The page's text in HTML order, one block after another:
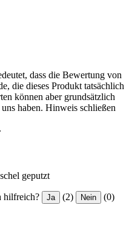
dass die Bewertung von
die dieses Produkt tatsächlich
können aber grundsätzlich
haben. Hinweis schließen
geputzt
hilfreich? Ja (2) Nein (0)